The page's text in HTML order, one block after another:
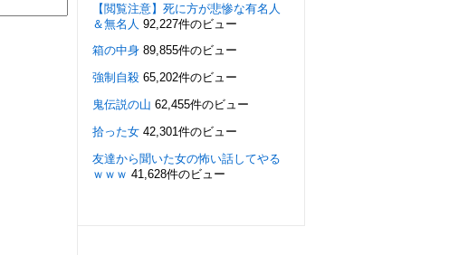
【閲覧注意】死に方が悲惨な有名人
＆無名人 92,227件のビュー
箱の中身 89,855件のビュー
強制自殺 65,202件のビュー
鬼伝説の山 62,455件のビュー
拾った女 42,301件のビュー
友達から聞いた女の怖い話してやる
ｗｗｗ 41,628件のビュー